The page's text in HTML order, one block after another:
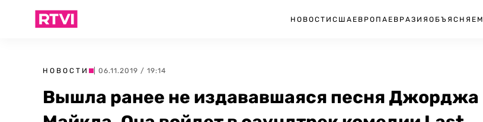
НОВОСТИ США ЕВРОПА ЕВРАЗИЯ ОБЪЯСНЯЕМ
НОВОСТИ | 06.11.2019 / 19:14
Вышла ранее не издававшаяся песня Джорджа